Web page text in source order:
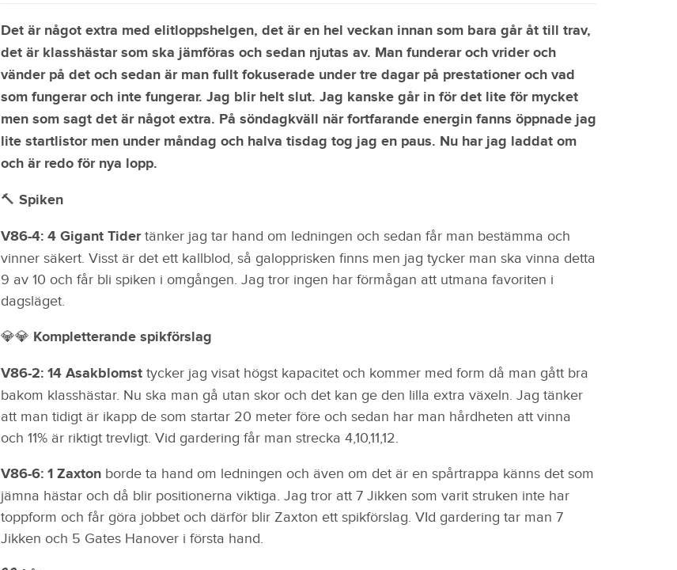
Det är något extra med elitloppshelgen, det är en hel veckan innan som bara går åt till trav,
det är klasshästar som ska jämföras och sedan njutas av. Man funderar och vrider och
vänder på det och sedan är man fullt fokuserade under tre dagar på prestationer och vad
som fungerar och inte fungerar. Jag blir helt slut. Jag kanske går in för det lite för mycket
men som sagt det är något extra. På söndagkväll när fortfarande energin fanns öppnade jag
lite startlistor men under måndag och halva tisdag tog jag en paus. Nu har jag laddat om
och är redo för nya lopp.
🔨 Spiken
V86-4: 4 Gigant Tidertänker jag tar hand om ledningen och sedan får man bestämma och
vinner säkert. Visst är det ett kallblod, så galopprisken finns men jag tycker man ska vinna detta
9 av 10 och får bli spiken i omgången. Jag tror ingen har förmågan att utmana favoriten i
dagsläget.
💎💎 Kompletterande spikförslag
V86-2: 14 Asakblomst tycker jag visat högst kapacitet och kommer med form då man gått bra
bakom klasshästar. Nu ska man gå utan skor och det kan ge den lilla extra växeln. Jag tänker
att man tidigt är ikapp de som startar 20 meter före och sedan har man hårdheten att vinna
och 11% är riktigt trevligt. Vid gardering får man strecka 4,10,11,12.
V86-6: 1 Zaxton borde ta hand om ledningen och även om det är en spårtrappa känns det som
jämna hästar och då blir positionerna viktiga. Jag tror att 7 Jikken som varit struken inte har
toppform och får göra jobbet och därför blir Zaxton ett spikförslag. VId gardering tar man 7
Jikken och 5 Gates Hanover i första hand.